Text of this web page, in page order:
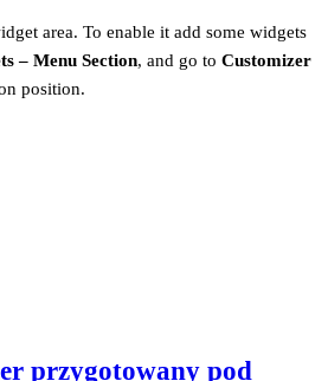
area. To enable it add some widgets
– Menu Section, and go to Customizer
position.
przygotowany pod